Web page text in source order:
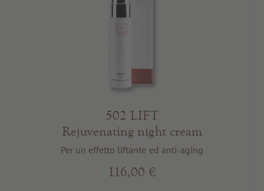
502 LIFT
Rejuvenating night cream
Per un effetto liftante ed anti-aging
116,00 €